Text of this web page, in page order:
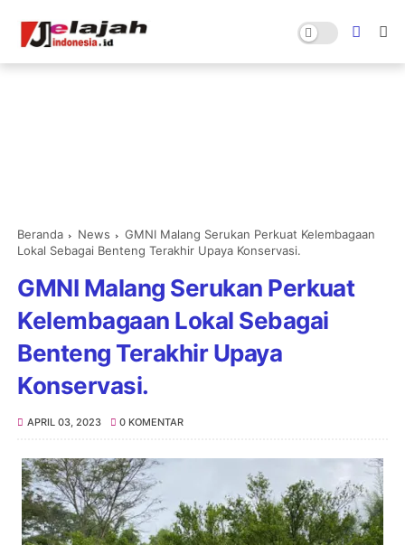
Beranda News
GMNI Malang Serukan Perkuat Kelembagaan
Lokal Sebagai Benteng Terakhir Upaya Konservasi.
GMNI Malang Serukan Perkuat
Kelembagaan Lokal Sebagai
Benteng Terakhir Upaya
Konservasi.
APRIL 03, 2023 0 KOMENTAR